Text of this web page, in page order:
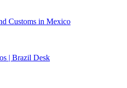
Customs in Mexico
| Brazil Desk